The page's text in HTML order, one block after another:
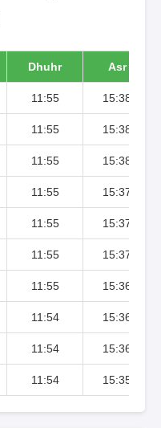
Dhuhr Asr
11:55 15:38
11:55 15:38
11:55 15:38
11:55 15:37
11:55 15:37
11:55 15:37
11:55 15:36
11:54 15:36
11:54 15:36
11:54 15:35